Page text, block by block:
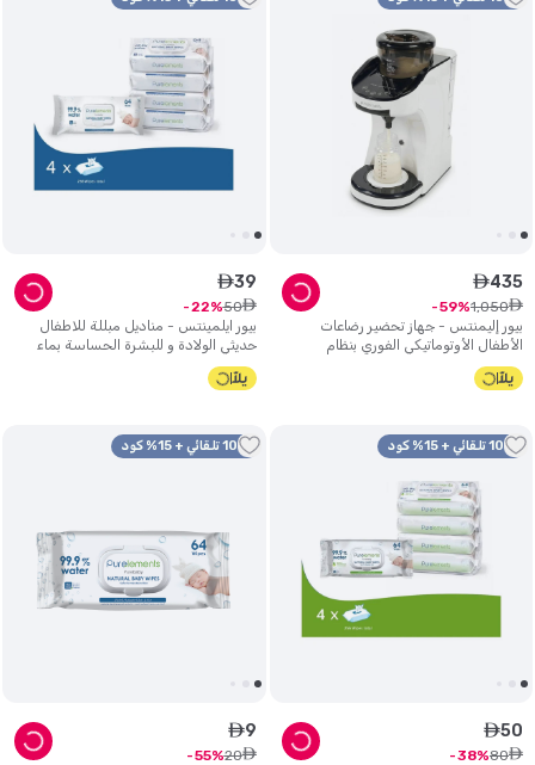
بيور إليمنتس - جهاز تحضير رضاعات
الأطفال الأوتوماتيكي الفوري بنظام
التنظيف الذاتي
ê435
ê
1,050
59
بيور ايلمينتس - مناديل مبللة للاطفال
حديثي الولادة و للبشرة الحساسة بماء
نقي 99.9% - عبوة من 4
ê39
ê
50
22
10% تلقائي + 15% كود
ê50
ê
80
38
10% تلقائي + 15% كود
ê9
ê
20
55